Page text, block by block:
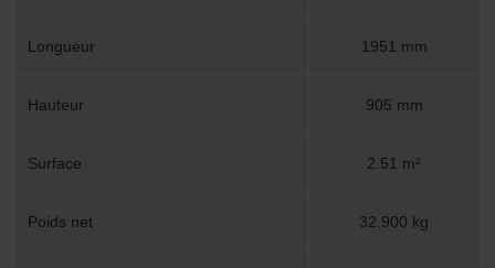
Longueur 1951 mm
Hauteur 905 mm
Surface 2.51 m²
Poids net 32.900 kg